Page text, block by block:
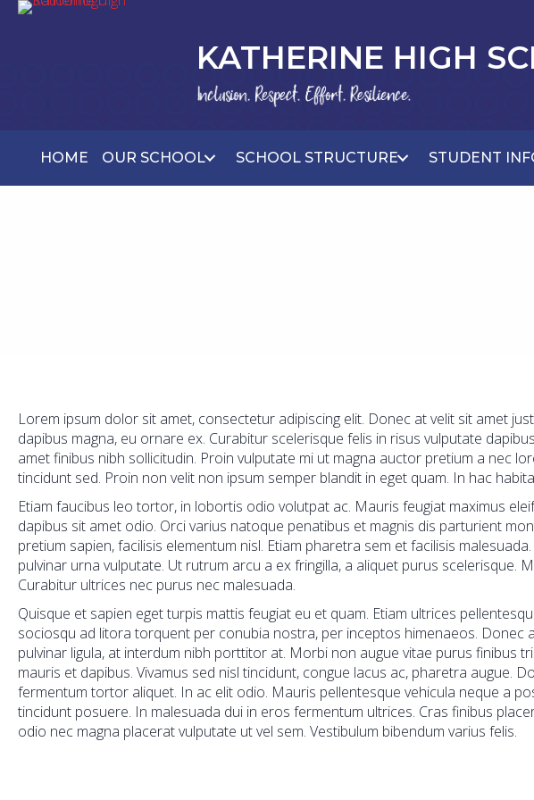
KATHERINE HIGH
HOME OUR SCHOOL SCHOOL STRUCTURE STUDENT
Lorem ipsum dolor sit amet, consectetur adipiscing elit. Donec at velit sit amet
dapibus magna, eu ornare ex. Curabitur scelerisque felis in risus vulputate
amet finibus nibh sollicitudin. Proin vulputate mi ut magna auctor pretium a nec
tincidunt sed. Proin non velit non ipsum semper blandit in eget quam. In hac
Etiam faucibus leo tortor, in lobortis odio volutpat ac. Mauris feugiat maximus
dapibus sit amet odio. Orci varius natoque penatibus et magnis dis parturient
pretium sapien, facilisis elementum nisl. Etiam pharetra sem et facilisis
pulvinar urna vulputate. Ut rutrum arcu a ex fringilla, a aliquet purus scelerisque.
Curabitur ultrices nec purus nec malesuada.
Quisque et sapien eget turpis mattis feugiat eu et quam. Etiam ultrices
sociosqu ad litora torquent per conubia nostra, per inceptos himenaeos. Donec
pulvinar ligula, at interdum nibh porttitor at. Morbi non augue vitae purus finibus
mauris et dapibus. Vivamus sed nisl tincidunt, congue lacus ac, pharetra augue.
fermentum tortor aliquet. In ac elit odio. Mauris pellentesque vehicula neque a
tincidunt posuere. In malesuada dui in eros fermentum ultrices. Cras finibus
odio nec magna placerat vulputate ut vel sem. Vestibulum bibendum varius felis.